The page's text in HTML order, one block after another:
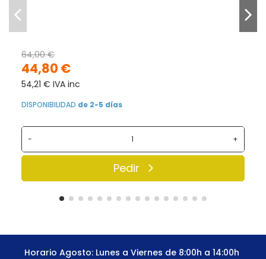
44,80 €
64,00 €
54,21 € IVA inc
DISPONIBILIDAD de 2-5 días
- +
Pedir
Horario Agosto: Lunes a Viernes de 8:00h a 14:00h